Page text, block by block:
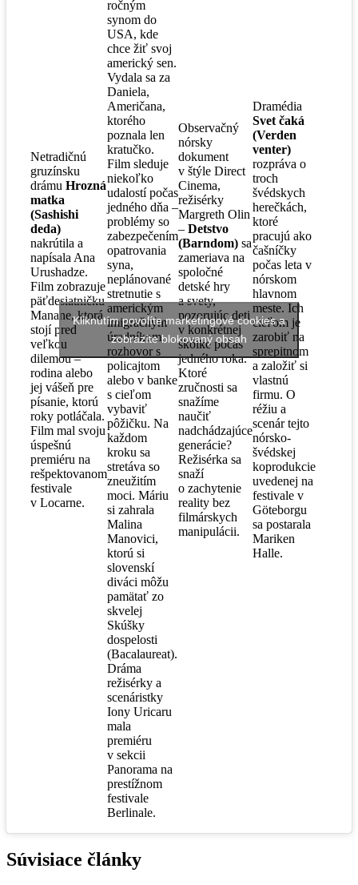
Netradičnú
gruzínsku
drámu Hrozná
matka
(Sashishi
deda)
nakrútila a
napísala Ana
Urushadze.
Film zobrazuje
päťdesiatničku
Manane, ktorá
stojí pred
veľkou
dilemou –
rodina alebo
jej vášeň pre
písanie, ktorú
roky potláčala.
Film mal svoju
úspešnú
premiéru na
rešpektovanom
festivale
v Locarne.
ročným
synom do
USA, kde
chce žiť svoj
americký sen.
Vydala sa za
Daniela,
Američana,
ktorého
poznala len
kratučko.
Film sleduje
niekoľko
udalostí počas
jedného dňa –
problémy so
zabezpečením
opatrovania
syna,
neplánované
stretnutie s
americkým
imigračným
úradníkom,
rozhovor s
policajtom
alebo v banke
s cieľom
vybaviť
pôžičku. Na
každom
kroku sa
stretáva so
zneužitím
moci. Máriu
si zahrala
Malina
Manovici,
ktorú si
slovenskí
diváci môžu
pamätať zo
skvelej
Skúšky
dospelosti
(Bacalaureat).
Dráma
režisérky a
scenáristky
Iony Uricaru
mala
premiéru
v sekcii
Panorama na
prestížnom
festivale
Berlinale.
Observačný
nórsky
dokument
v štýle Direct
Cinema,
režisérky
Margreth Olin
– Detstvo
(Barndom) sa
zameriava na
spoločné
detské hry
a svety,
pozorujúc deti
v konkrétnej
škôlke počas
jedného roka.
Ktoré
zručnosti sa
snažíme
naučiť
nadchádzajúce
generácie?
Režisérka sa
snaží
o zachytenie
reality bez
filmárskych
manipulácii.
Dramédia
Svet čaká
(Verden
venter)
rozpráva o
troch
švédskych
herečkách,
ktoré
pracujú ako
čašníčky
počas leta v
nórskom
hlavnom
meste. Ich
cieľom je
zarobiť na
sprepitnom
a založiť si
vlastnú
firmu. O
réžiu a
scenár tejto
nórsko-
švédskej
koprodukcie
uvedenej na
festivale v
Göteborgu
sa postarala
Mariken
Halle.
Kliknutím povolíte marketingové cookies a
zobrazíte blokovaný obsah
Súvisiace články